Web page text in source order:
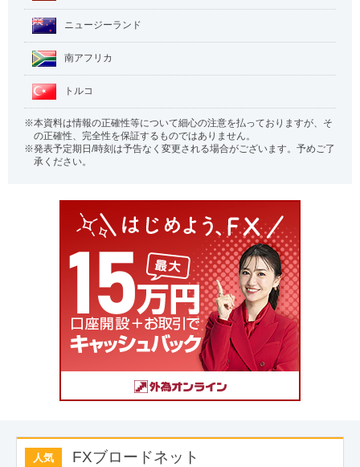
ニュージーランド
南アフリカ
トルコ
本資料は情報の正確性等について細心の注意を払っておりますが、そ
の正確性、完全性を保証するものではありません。
発表予定期日/時刻は予告なく変更される場合がございます。予めご了
承ください。
人気 FXブロードネット